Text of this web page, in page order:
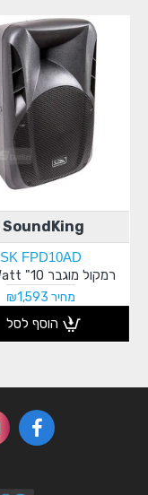
SoundKing
SK FPD10AD
רמקול מוגבר 10" 800Watt
מחיר ₪1,593
הוסף לסל